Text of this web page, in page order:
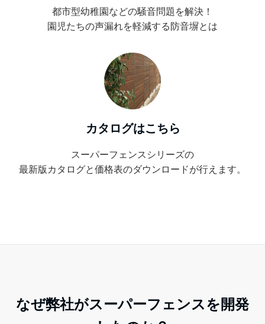
都市型幼稚園などの騒音問題を解決！
園児たちの声漏れを軽減する防音塀とは
カタログはこちら
スーパーフェンスシリーズの
最新版カタログと価格表のダウンロードが行えます。
なぜ弊社がスーパーフェンスを開発